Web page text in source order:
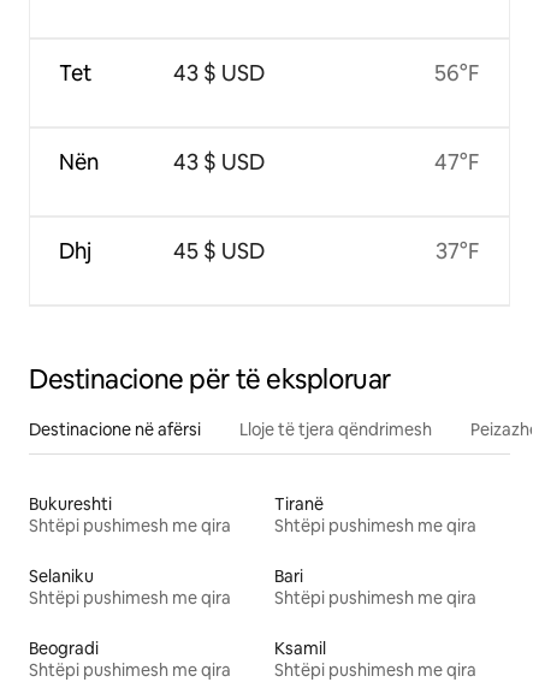
Tet
Nën
Dhj
43 $ USD
43 $ USD
45 $ USD
56°F
47°F
37°F
Destinacione për të eksploruar
Destinacione në afërsi Lloje të tjera qëndrimesh
Bukureshti
Shtëpi pushimesh me qira
Tiranë
Shtëpi pushimesh me qira
Selaniku
Shtëpi pushimesh me qira
Bari
Shtëpi pushimesh me qira
Beogradi
Shtëpi pushimesh me qira
Ksamil
Shtëpi pushimesh me qira